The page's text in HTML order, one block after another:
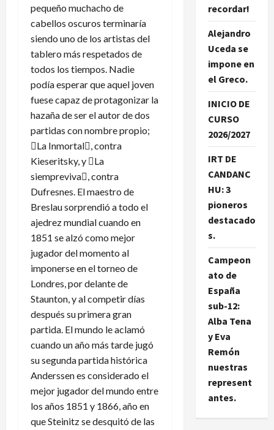
pequeño muchacho de
cabellos oscuros terminaría
siendo uno de los artistas del
tablero más respetados de
todos los tiempos. Nadie
podía esperar que aquel joven
fuese capaz de protagonizar la
hazaña de ser el autor de dos
partidas con nombre propio;
La Inmortal, contra
Kieseritsky, y La
siempreviva, contra
Dufresnes. El maestro de
Breslau sorprendió a todo el
ajedrez mundial cuando en
1851 se alzó como mejor
jugador del momento al
imponerse en el torneo de
Londres, por delante de
Staunton, y al competir días
después su primera gran
partida. El mundo le aclamó
cuando un año más tarde jugó
su segunda partida histórica
Anderssen es considerado el
mejor jugador del mundo entre
los años 1851 y 1866, año en
que Steinitz se desquitó de las
recordar!
Alejandro
Uceda se
impone en
el Greco.
INICIO DE
CURSO
2026/2027
IRT DE
CANDANC
HU: 3
pioneros
destacado
s.
Campeon
ato de
España
sub-12:
Alba Tena
y Eva
Remón
nuestras
represent
antes.